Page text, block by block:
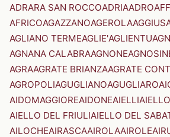
ADRARA SAN ROCCOADRIAADRO
AFRICOAGAZZANOAGEROLAAGGIUS
AGLIANO TERMEAGLIE'AGLIENTU
AGNANA CALABRAAGNONE
AGRAAGRATE BRIANZAAGRATE
AGROPOLIAGUGLIANOAGUGLIARO
AIDOMAGGIOREAIDONEAIELLI
AIELLO DEL FRIULIAIELLO DEL
AILOCHEAIRASCAAIROLAAIROLE